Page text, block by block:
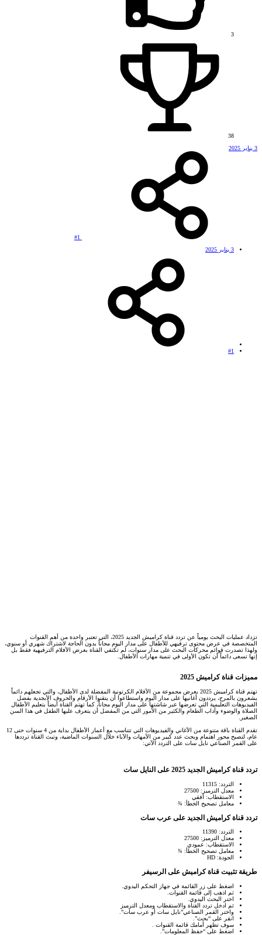
3
38
3 يناير 2025
#1
3 يناير 2025
#1
تزداد عمليات البحث يومياً عن تردد قناة كراميش الجديد 2025، التي تعتبر واحدة من أهم القنوات
المتخصصة في عرض محتوى ترفيهي للأطفال على مدار اليوم مجاناً بدون الحاجة لاشتراك شهري أو سنوي،
ولهذا تصدرت قوائم محركات البحث على مدار سنوات، لم تكتفي القناة بعرض الأفلام الترفيهية فقط بل
إنها تسعى دائماً أن تكون الأولى في تنمية مهارات الأطفال.
مميزات قناة كراميش 2025​
تهتم قناة كراميش 2025 بعرض مجموعة من الأفلام الكرتونية المفضلة لدى الأطفال، والتي تجعلهم دائماً
يشعرون بالمرح، يرددون أغانيها على مدار اليوم واستطاعوا أن يتقنوا الأرقام والحروف الأبجدية بفضل
الفيديوهات التعليمية التي تعرضها عبر شاشتها على مدار اليوم مجاناً، كما تهتم القناة أيضاً بتعليم الأطفال
الصلاة والوضوء وآداب الطعام والكثير من الأمور التي من المفضل أن يتعرف عليها الطفل في هذا السن
الصغير.
تقدم القناة باقة متنوعة من الأغاني والفيديوهات التي تتناسب مع أعمار الأطفال بداية من 4 سنوات حتى 12
عام، لتصبح محور اهتمام وبحث عدد كبير من الأمهات والآباء خلال السنوات الماضية، وتبث القناة ترددها
على القمر الصناعي نايل سات على التردد الآتي:
تردد قناة كراميش الجديد 2025 على النايل سات​
التردد: 11315
معدل الترميز: 27500
الاستقطاب: أفقي
معامل تصحيح الخطأ: ¾
تردد قناة كراميش الجديد على عرب سات​
التردد: 11390
معدل الترميز: 27500
الاستقطاب: عمودي
معامل تصحيح الخطأ: ¾
الجودة: HD
طريقة تثبيت قناة كراميش على الرسيفر​
اضغط على زر القائمة في جهاز التحكم اليدوي.
ثم اذهب إلى قائمة القنوات.
اختر البحث اليدوي.
ثم ادخل تردد القناة والاستقطاب ومعدل الترميز
واختر القمر الصناعي”نايل سات أو عرب سات”.
انقر على “بحث”.
سوف تظهر أمامك قائمة القنوات .
اضغط على “حفظ المعلومات”.